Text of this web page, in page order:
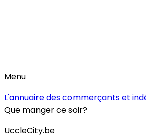
Menu
L'annuaire des commerçants et
Que manger ce soir?
UccleCity.be